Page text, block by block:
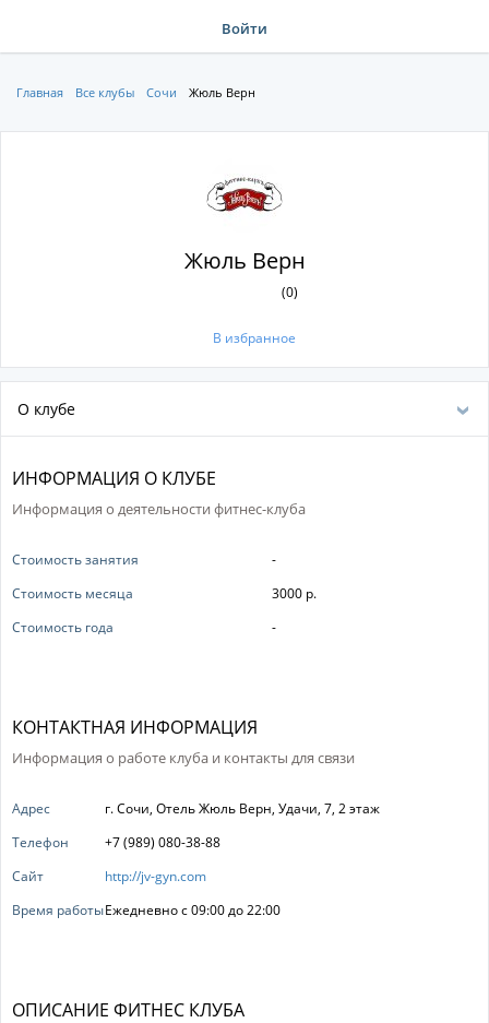
Войти
Главная Все клубы Сочи Жюль Верн
Жюль Верн
(0)
В избранное
О клубе
ИНФОРМАЦИЯ О КЛУБЕ
Информация о деятельности фитнес-клуба
Стоимость занятия
-
Стоимость месяца
3000 р.
Стоимость года
-
КОНТАКТНАЯ ИНФОРМАЦИЯ
Информация о работе клуба и контакты для связи
Адрес
г. Сочи, Отель Жюль Верн, Удачи, 7, 2 этаж
Телефон
+7 (989) 080-38-88
Сайт
http://jv-gyn.com
Время работыЕжедневно с 09:00 до 22:00
ОПИСАНИЕ ФИТНЕС КЛУБА